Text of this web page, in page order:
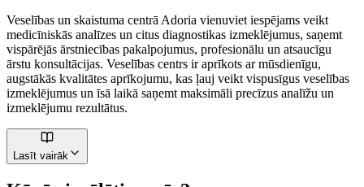
Veselības un skaistuma centrā Adoria vienuviet iespējams veikt
medicīniskās analīzes un citus diagnostikas izmeklējumus, saņemt
vispārējās ārstniecības pakalpojumus, profesionālu un atsaucīgu
ārstu konsultācijas. Veselības centrs ir aprīkots ar mūsdienīgu,
augstākās kvalitātes aprīkojumu, kas ļauj veikt vispusīgus veselības
izmeklējumus un īsā laikā saņemt maksimāli precīzus analīžu un
izmeklējumu rezultātus.
Lasīt vairāk